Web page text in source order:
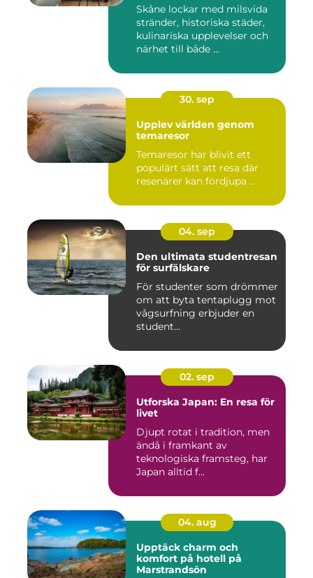
Skåne lockar med milsvida
stränder, historiska städer,
kulinariska upplevelser och
närhet till både ...
30. sep
Upplev världen genom
temaresor
Temaresor har blivit ett
populärt sätt att resa där
resenärer kan fördjupa ...
04. sep
Den ultimata studentresan
för surfälskare
För studenter som drömmer
om att byta tentaplugg mot
vågsurfning erbjuder en
student...
02. sep
Utforska Japan: En resa för
livet
Djupt rotat i tradition, men
ändå i framkant av
teknologiska framsteg, har
Japan alltid f...
04. aug
Upptäck charm och
komfort på hotell på
Marstrandsön